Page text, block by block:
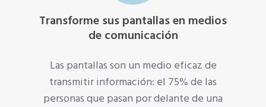
Transforme sus pantallas en medios
de comunicación
Las pantallas son un medio eficaz de
transmitir información: el 75% de las
personas que pasan por delante de una